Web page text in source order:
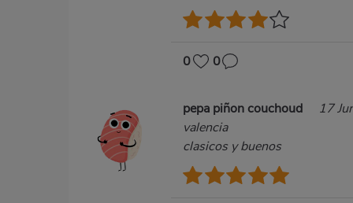
0 0
pepa piñon couchoud
17
valencia
clasicos y buenos